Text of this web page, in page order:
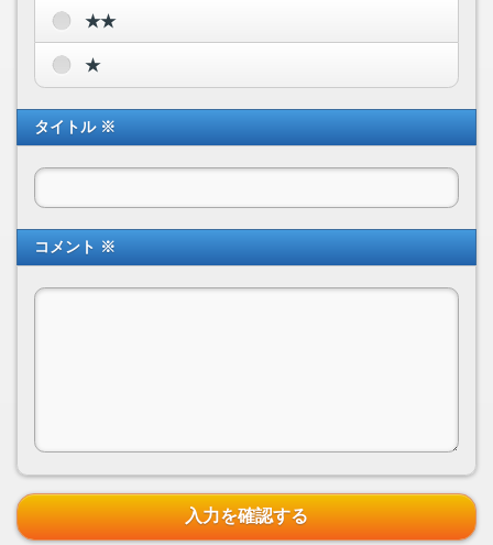
★★
★
タイトル ※
コメント ※
入力を確認する